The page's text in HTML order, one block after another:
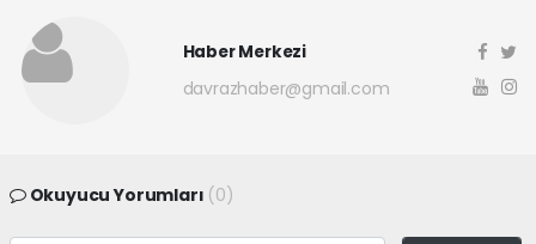
Haber Merkezi
davrazhaber@gmail.com
Okuyucu Yorumları (0)